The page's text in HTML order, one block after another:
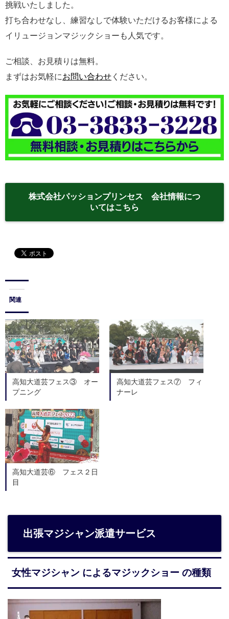
挑戦いたしました。
打ち合わせなし、練習なしで体験いただけるお客様による
イリュージョンマジックショーも人気です。
ご相談、お見積りは無料。
まずはお気軽にお問い合わせ ください。
株式会社パッションプリンセス 会社情報につ
いてはこちら
関連
高知大道芸フェス③ オー
プニング
高知大道芸フェス⑦ フィ
ナーレ
高知大道芸⑥ フェス２日
目
出張マジシャン派遣サービス
女性マジシャン によるマジックショー の種類